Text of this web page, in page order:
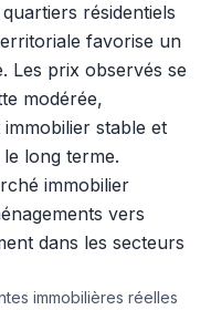
résidentiels
favorise un
Les prix observés se
modérée,
stable et
long terme.
immobilier
vers
dans les secteurs
immobilières réelles